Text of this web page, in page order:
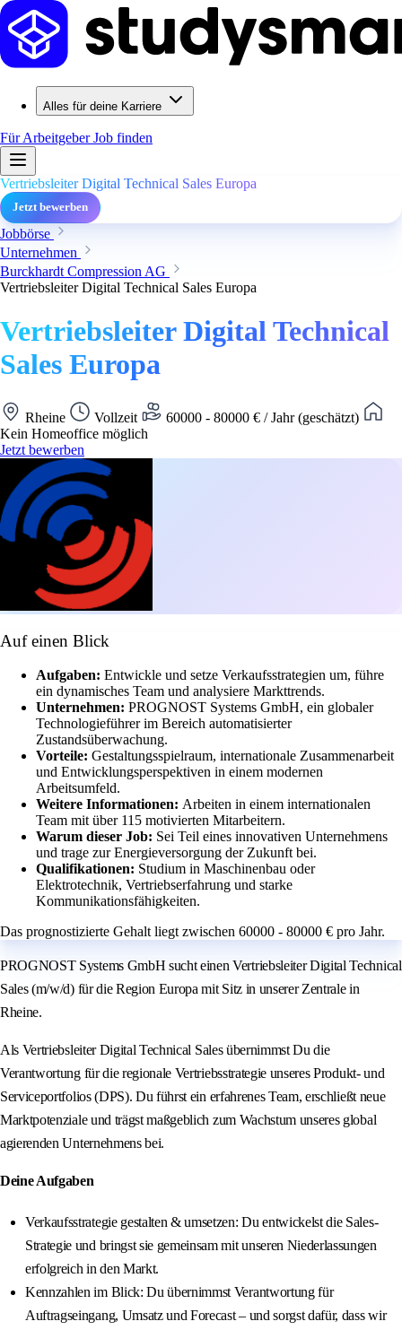
Alles für deine Karriere
Für ArbeitgeberJob finden
Vertriebsleiter Digital Technical Sales Europa
Jetzt bewerben
Jobbörse
Unternehmen
Burckhardt Compression AG
Vertriebsleiter Digital Technical Sales Europa
Vertriebsleiter Digital Technical
Sales Europa
Rheine Vollzeit
60000 - 80000 € / Jahr (geschätzt)
Kein Homeoffice möglich
Jetzt bewerben
Auf einen Blick
Aufgaben: Entwickle und setze Verkaufsstrategien um, führe
ein dynamisches Team und analysiere Markttrends.
Unternehmen: PROGNOST Systems GmbH, ein globaler
Technologieführer im Bereich automatisierter
Zustandsüberwachung.
Vorteile: Gestaltungsspielraum, internationale Zusammenarbeit
und Entwicklungsperspektiven in einem modernen
Arbeitsumfeld.
Weitere Informationen: Arbeiten in einem internationalen
Team mit über 115 motivierten Mitarbeitern.
Warum dieser Job: Sei Teil eines innovativen Unternehmens
und trage zur Energieversorgung der Zukunft bei.
Qualifikationen: Studium in Maschinenbau oder
Elektrotechnik, Vertriebserfahrung und starke
Kommunikationsfähigkeiten.
Das prognostizierte Gehalt liegt zwischen 60000 - 80000 € pro Jahr.
PROGNOST Systems GmbH sucht einen Vertriebsleiter Digital Technical
Sales (m/w/d) für die Region Europa mit Sitz in unserer Zentrale in
Rheine.
Als Vertriebsleiter Digital Technical Sales übernimmst Du die
Verantwortung für die regionale Vertriebsstrategie unseres Produkt- und
Serviceportfolios (DPS). Du führst ein erfahrenes Team, erschließt neue
Marktpotenziale und trägst maßgeblich zum Wachstum unseres global
agierenden Unternehmens bei.
Deine Aufgaben
Verkaufsstrategie gestalten & umsetzen: Du entwickelst die Sales-
Strategie und bringst sie gemeinsam mit unseren Niederlassungen
erfolgreich in den Markt.
Kennzahlen im Blick: Du übernimmst Verantwortung für
Auftragseingang, Umsatz und Forecast – und sorgst dafür, dass wir